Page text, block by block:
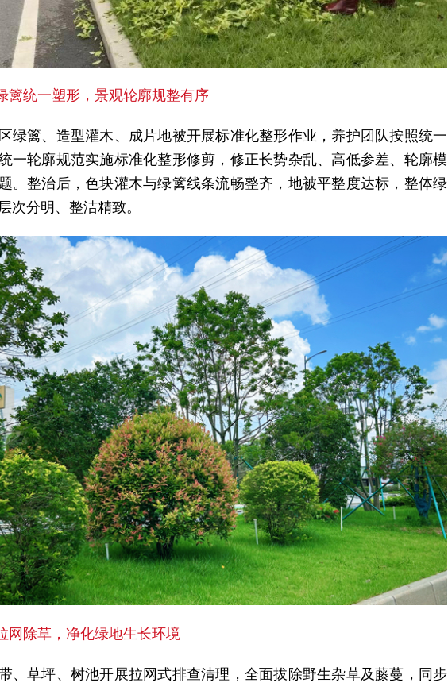
篱统一塑形，景观轮廓规整有序
绿篱、造型灌木、成片地被开展标准化整形作业，养护团队按照统一
一轮廓规范实施标准化整形修剪，修正长势杂乱、高低参差、轮廓模
。整治后，色块灌木与绿篱线条流畅整齐，地被平整度达标，整体绿
次分明、整洁精致。
网除草，净化绿地生长环境
、草坪、树池开展拉网式排查清理，全面拔除野生杂草及藤蔓，同步